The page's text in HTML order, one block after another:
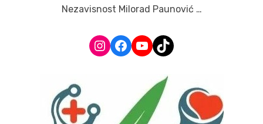
Nezavisnost Milorad Paunović …
Instagram
Facebook
YouTube
TikTok